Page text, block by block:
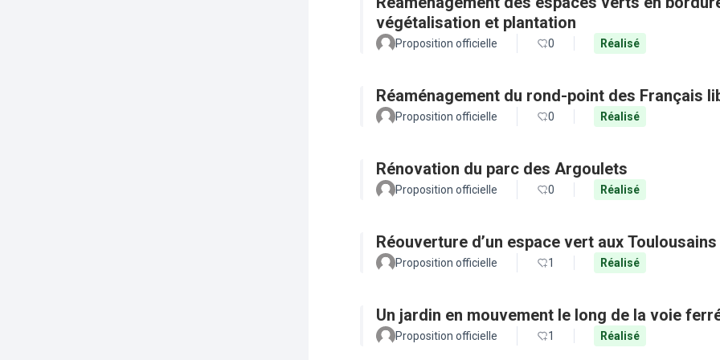
végétalisation et plantation
Proposition officielle 0 Réalisé
Réaménagement du rond-point des Français
Proposition officielle 0 Réalisé
Rénovation du parc des Argoulets
Proposition officielle 0 Réalisé
Réouverture d’un espace vert aux Toulousains
Proposition officielle 1 Réalisé
Un jardin en mouvement le long de la voie
Proposition officielle 1 Réalisé